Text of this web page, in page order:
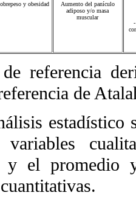
y obesidad
Aumento del panículo
adiposo y/o masa
muscular
referencia
de
y el promedio